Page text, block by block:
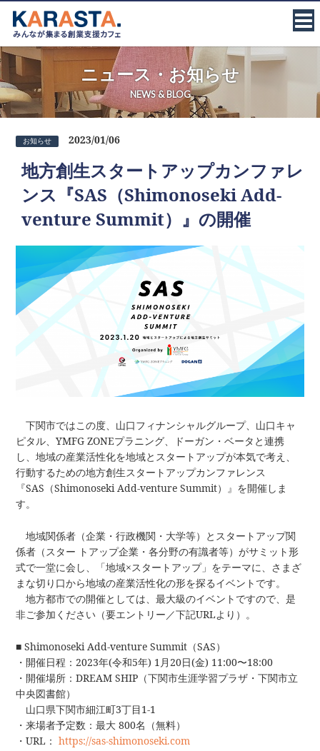
ニュース・お知らせ
NEWS & BLOG
2023/01/06
地方創生スタートアップカンファレ
ンス『SAS（Shimonoseki Add-
venture Summit）』の開催
下関市ではこの度、山口フィナンシャルグループ、山口キャ
ピタル、YMFG ZONEプラニング、ドーガン・ベータと連携
し、地域の産業活性化を地域とスタートアップが本気で考え、
行動するための地方創生スタートアップカンファレンス
『SAS（Shimonoseki Add-venture Summit）』を開催しま
す。
地域関係者（企業・行政機関・大学等）とスタートアップ関
係者（スター トアップ企業・各分野の有識者等）がサミット形
式で一堂に会し、「地域×スタートアップ」をテーマに、さまざ
まな切り口から地域の産業活性化の形を探るイベントです。
地方都市での開催としては、最大級のイベントですので、是
非ご参加ください（要エントリー／下記URLより）。
‍■ Shimonoseki Add-venture Summit（SAS）
・開催日程：2023年(令和5年) 1月20日(金) 11:00〜18:00
・開催場所：DREAM SHIP（下関市生涯学習プラザ・下関市立
中央図書館）
山口県下関市細江町3丁目1-1
・来場者予定数：最大 800名（無料）
・URL：https://sas-shimonoseki.com